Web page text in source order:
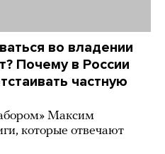
во владении
Почему в России
частную
Максим
которые отвечают